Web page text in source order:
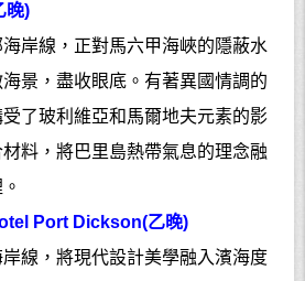
晚)
岸線，正對馬六甲海峽的隱蔽水
景，盡收眼底。有著異國情調的
了玻利維亞和馬爾地夫元素的影
料，將巴里島熱帶氣息的理念融
Port Dickson(乙晚)
線，將現代設計美學融入濱海度